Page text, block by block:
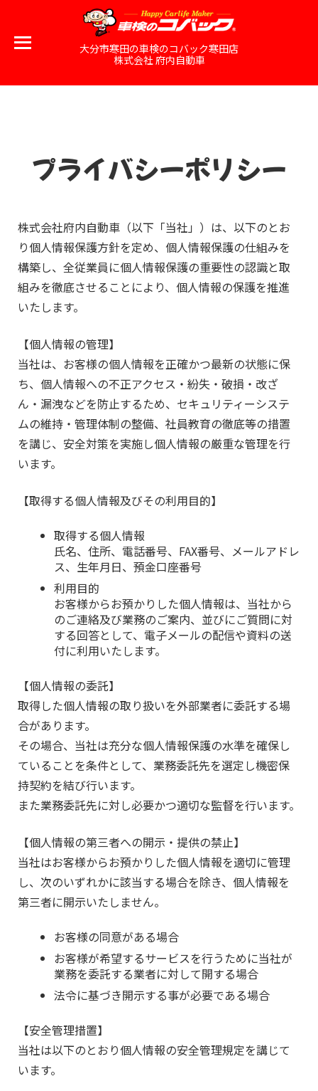
大分市寒田の車検のコバック寒田店
株式会社 府内自動車
プライバシーポリシー
株式会社府内自動車（以下「当社」）は、以下のとお
り個人情報保護方針を定め、個人情報保護の仕組みを
構築し、全従業員に個人情報保護の重要性の認識と取
組みを徹底させることにより、個人情報の保護を推進
いたします。
【個人情報の管理】
当社は、お客様の個人情報を正確かつ最新の状態に保
ち、個人情報への不正アクセス・紛失・破損・改ざ
ん・漏洩などを防止するため、セキュリティーシステ
ムの維持・管理体制の整備、社員教育の徹底等の措置
を講じ、安全対策を実施し個人情報の厳重な管理を行
います。
【取得する個人情報及びその利用目的】
取得する個人情報
氏名、住所、電話番号、FAX番号、メールアドレ
ス、生年月日、預金口座番号
利用目的
お客様からお預かりした個人情報は、当社から
のご連絡及び業務のご案内、並びにご質問に対
する回答として、電子メールの配信や資料の送
付に利用いたします。
【個人情報の委託】
取得した個人情報の取り扱いを外部業者に委託する場
合があります。
その場合、当社は充分な個人情報保護の水準を確保し
ていることを条件として、業務委託先を選定し機密保
持契約を結び行います。
また業務委託先に対し必要かつ適切な監督を行います。
【個人情報の第三者への開示・提供の禁止】
当社はお客様からお預かりした個人情報を適切に管理
し、次のいずれかに該当する場合を除き、個人情報を
第三者に開示いたしません。
お客様の同意がある場合
お客様が希望するサービスを行うために当社が
業務を委託する業者に対して開する場合
法令に基づき開示する事が必要である場合
【安全管理措置】
当社は以下のとおり個人情報の安全管理規定を講じて
います。